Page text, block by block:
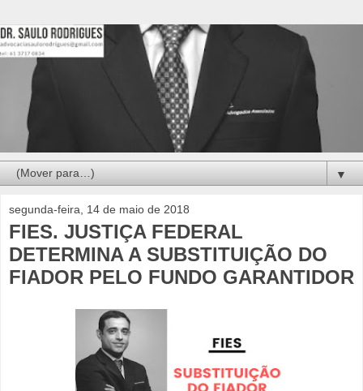
▼
segunda-feira, 14 de maio de 2018
FIES. JUSTIÇA FEDERAL
DETERMINA A SUBSTITUIÇÃO DO
FIADOR PELO FUNDO GARANTIDOR